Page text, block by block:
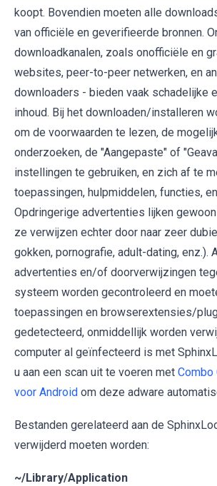
koopt. Bovendien moeten alle
van officiële en geverifieerde bronnen.
downloadkanalen, zoals onofficiële en
websites, peer-to-peer netwerken, en
downloaders - bieden vaak schadelijke
inhoud. Bij het downloaden/installeren
om de voorwaarden te lezen, de
onderzoeken, de "Aangepaste" of
instellingen te gebruiken, en zich af te
toepassingen, hulpmiddelen, functies,
Opdringerige advertenties lijken
ze verwijzen echter door naar zeer
gokken, pornografie, adult-dating, enz.).
advertenties en/of doorverwijzingen
systeem worden gecontroleerd en
toepassingen en browserextensies/
gedetecteerd, onmiddellijk worden
computer al geïnfecteerd is met
u aan een scan uit te voeren met Combo
voor Android om deze adware
Bestanden gerelateerd aan de
verwijderd moeten worden:
~/Library/Application